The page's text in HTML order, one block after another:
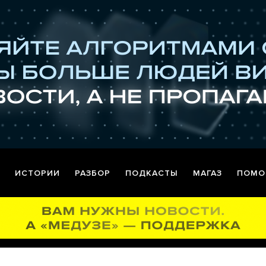
ИСТОРИИ РАЗБОР ПОДКАСТЫ МАГАЗ